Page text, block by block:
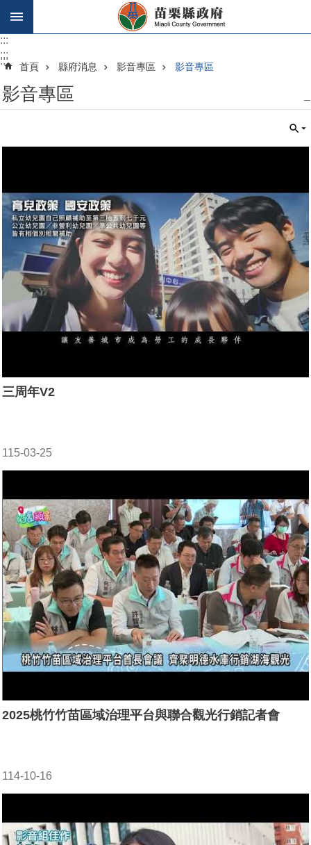
跳到主要內容區塊
:::
:::
::: 首頁 縣府消息 影音專區 影音專區
影音專區
三周年V2
115-03-25
2025桃竹竹苗區域治理平台與聯合觀光行銷記者會
114-10-16